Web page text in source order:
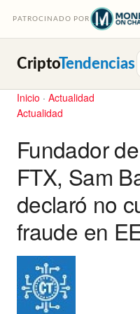
PATROCINADO POR
CriptoTendencias
Inicio · Actualidad
Actualidad
Fundador
FTX, Sam
declaró no
fraude en